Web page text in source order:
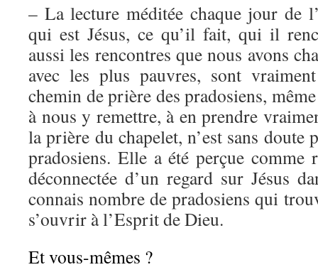
– La lecture méditée chaque jour de
qui est Jésus, ce qu’il fait, qui il
aussi les rencontres que nous avons
avec les plus pauvres, sont
chemin de prière des pradosiens,
à nous y remettre, à en prendre
la prière du chapelet, n’est sans doute
pradosiens. Elle a été perçue comme
déconnectée d’un regard sur Jésus
connais nombre de pradosiens qui
s’ouvrir à l’Esprit de Dieu.
Et vous-mêmes ?